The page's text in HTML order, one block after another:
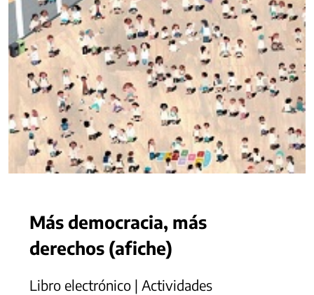
Más democracia, más
derechos (afiche)
Libro electrónico | Actividades